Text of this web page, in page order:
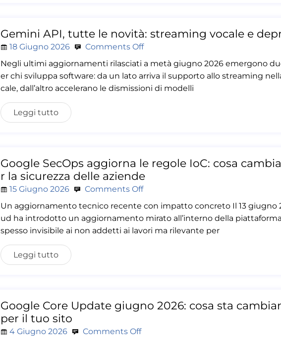
Gemini API, tutte le novità: streaming vocale e
18 Giugno 2026
Comments Off
Negli ultimi aggiornamenti rilasciati a metà giugno 2026 emergono
er chi sviluppa software: da un lato arriva il supporto allo streaming
cale, dall’altro accelerano le dismissioni di modelli
Leggi tutto
Google SecOps aggiorna le regole IoC: cosa
r la sicurezza delle aziende
15 Giugno 2026
Comments Off
Un aggiornamento tecnico recente con impatto concreto Il 13 giugno
ud ha introdotto un aggiornamento mirato all’interno della piattaforma
spesso invisibile ai non addetti ai lavori ma rilevante per
Leggi tutto
Google Core Update giugno 2026: cosa sta
per il tuo sito
4 Giugno 2026
Comments Off